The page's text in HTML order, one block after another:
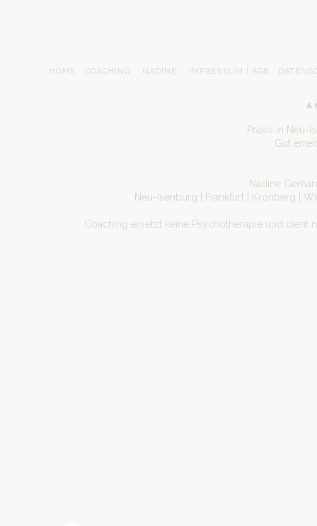
HOME COACHING NADINE IMPRESSUM | AGB
Praxis in Neu-
Gut
Nadine
Neu-Isenburg | Frankfurt | Kronberg |
Coaching ersetzt keine Psychotherapie und dient